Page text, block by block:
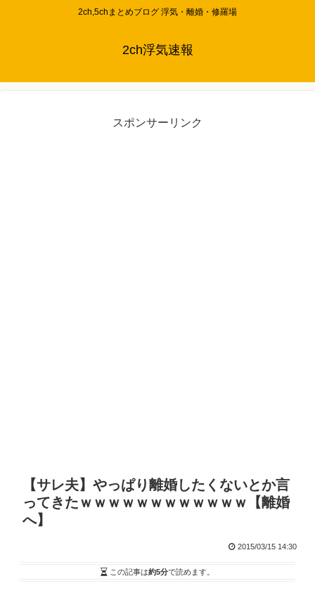
2ch,5chまとめブログ 浮気・離婚・修羅場
2ch浮気速報
スポンサーリンク
【サレ夫】やっぱり離婚したくないとか言
ってきたｗｗｗｗｗｗｗｗｗｗｗｗ【離婚
へ】
2015/03/15 14:30
この記事は約5分で読めます。